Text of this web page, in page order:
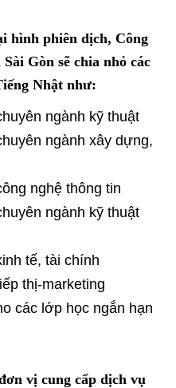
hình phiên dịch, Công
Gòn sẽ chia nhỏ các
Nhật như:
ngành kỹ thuật
ngành xây dựng,
nghệ thông tin
ngành kỹ thuật
tế, tài chính
thị-marketing
các lớp học ngắn hạn
vị cung cấp dịch vụ